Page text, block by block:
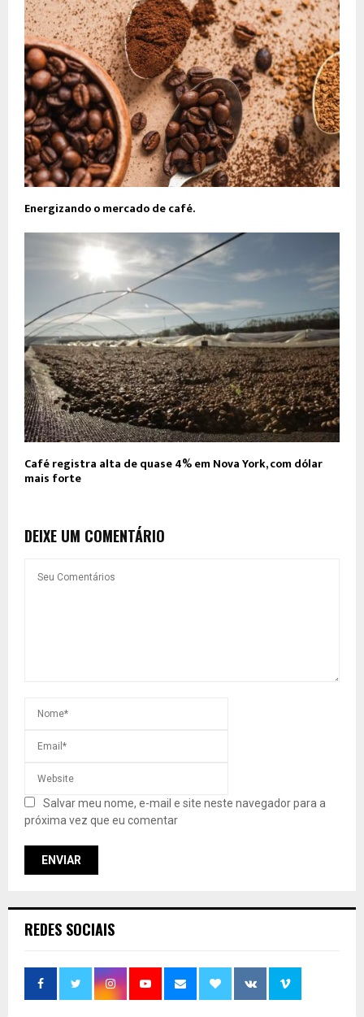
Energizando o mercado de café.
Café registra alta de quase 4% em Nova York, com dólar
mais forte
DEIXE UM COMENTÁRIO
Salvar meu nome, e-mail e site neste navegador para a
próxima vez que eu comentar
REDES SOCIAIS